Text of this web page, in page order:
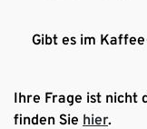
Gibt es im
Ihre Frage ist nicht
finden Sie hier.